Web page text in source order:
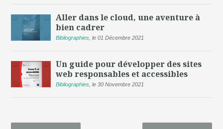
Aller dans le cloud, une aventure à
bien cadrer
Bibliographies ,le 01 Décembre 2021
Un guide pour développer des sites
web responsables et accessibles
Bibliographies ,le 30 Novembre 2021